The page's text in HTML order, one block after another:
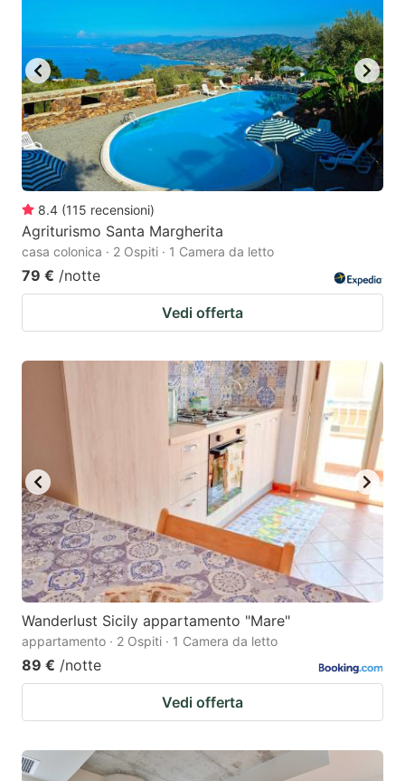
8.4 (115 recensioni)
Agriturismo Santa Margherita
casa colonica · 2 Ospiti · 1 Camera da letto
79 € /notte
Vedi offerta
Wanderlust Sicily appartamento "Mare"
appartamento · 2 Ospiti · 1 Camera da letto
89 € /notte
Vedi offerta